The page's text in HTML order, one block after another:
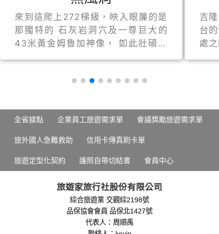
來到這爬上272梯級，映入眼簾的是
那獨特的 石灰岩洞穴及一尊巨大的
43米黃金姆魯加神像， 如此壯碩的
吉
台
處
全省據點 企業員工旅遊需求單 會議獎勵旅遊需求單
旅外國人急難救助 信用卡傳真刷卡單
旅遊定型化契約 護照自帶切結書 會員中心
旅遊家旅行社股份有限公司
綜合旅遊業 交觀綜2198號
品保協會會員 品保北1427號
代表人：周順禹